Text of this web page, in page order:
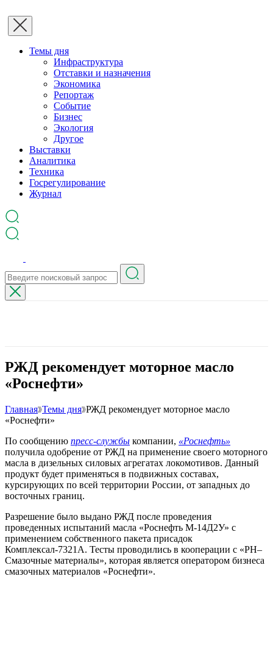
Темы дня
Инфраструктура
Отставки и назначения
Экономика
Репортаж
Событие
Бизнес
Экология
Другое
Выставки
Аналитика
Техника
Госрегулирование
Журнал
РЖД рекомендует моторное масло
«Роснефти»
Главная Темы дня РЖД рекомендует моторное масло
«Роснефти»
По сообщению пресс-службы компании, «Роснефть»
получила одобрение от РЖД на применение своего моторного
масла в дизельных силовых агрегатах локомотивов. Данный
продукт будет применяться в подвижных составах,
курсирующих по всей территории России, от западных до
восточных границ.
Разрешение было выдано РЖД после проведения
проведенных испытаний масла «Роснефть М-14Д2У» с
применением собственного пакета присадок
Комплексал-7321А. Тесты проводились в кооперации с «РН–
Смазочные материалы», которая является оператором бизнеса
смазочных материалов «Роснефти».